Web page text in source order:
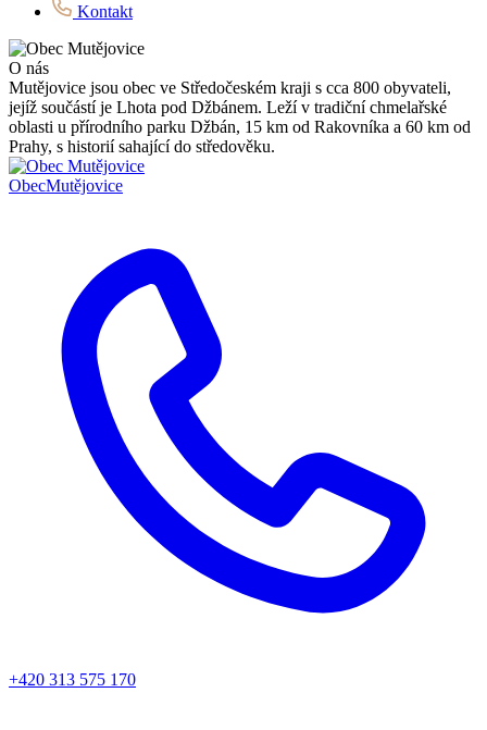
Kontakt
O nás
Mutějovice jsou obec ve Středočeském kraji s cca 800 obyvateli,
jejíž součástí je Lhota pod Džbánem. Leží v tradiční chmelařské
oblasti u přírodního parku Džbán, 15 km od Rakovníka a 60 km od
Prahy, s historií sahající do středověku.
ObecMutějovice
+420 313 575 170